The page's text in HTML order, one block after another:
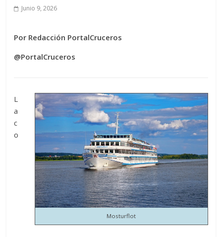
Junio 9, 2026
Por Redacción PortalCruceros
@PortalCruceros
Mosturflot
L
a
c
o